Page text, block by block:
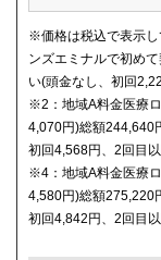
※価格は税込で表示
ンズエミナルで初め
い(頭金なし、初回
※2：地域A料金医療
4,070円)総額244,640
初回4,568円、2回目
※4：地域A料金医療
4,580円)総額275,220
初回4,842円、2回目